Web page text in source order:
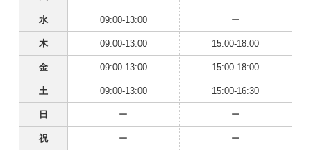
水 09:00-13:00 ー
木 09:00-13:00 15:00-18:00
金 09:00-13:00 15:00-18:00
土 09:00-13:00 15:00-16:30
日 ー ー
祝 ー ー